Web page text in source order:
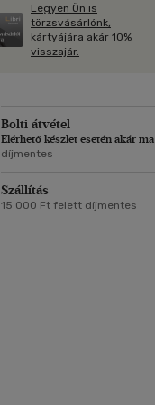
Kártya
Képeslap
Naptár
Legyen Ön is
törzsvásárlónk,
kártyájára akár 10%
visszajár.
Bolti átvétel
Elérhető készlet esetén akár ma
díjmentes
Szállítás
15 000 Ft felett díjmentes